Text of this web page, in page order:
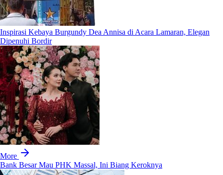
Inspirasi Kebaya Burgundy Dea Annisa di Acara Lamaran, Elegan
Dipenuhi Bordir
More
Bank Besar Mau PHK Massal, Ini Biang Keroknya